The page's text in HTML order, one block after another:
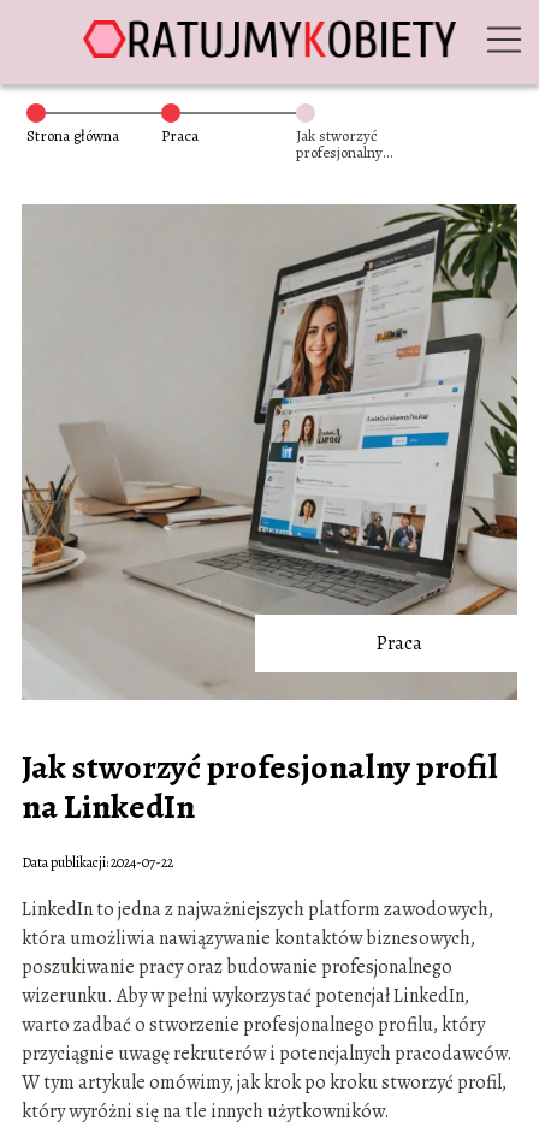
Strona główna Praca
Jak stworzyć
profesjonalny
Praca
Jak stworzyć profesjonalny profil
na LinkedIn
Data publikacji: 2024-07-22
LinkedIn to jedna z najważniejszych platform zawodowych,
która umożliwia nawiązywanie kontaktów biznesowych,
poszukiwanie pracy oraz budowanie profesjonalnego
wizerunku. Aby w pełni wykorzystać potencjał LinkedIn,
warto zadbać o stworzenie profesjonalnego profilu, który
przyciągnie uwagę rekruterów i potencjalnych pracodawców.
W tym artykule omówimy, jak krok po kroku stworzyć profil,
który wyróżni się na tle innych użytkowników.